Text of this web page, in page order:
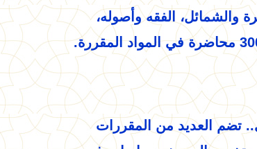
والشمائل، الفقه وأصوله،